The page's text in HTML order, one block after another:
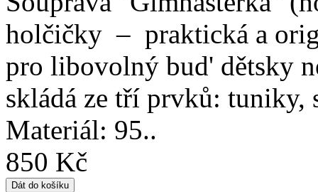
holčičky – praktická a
pro libovolný bud' dětsky
skládá ze tří prvků:
Materiál: 95..
850 Kč